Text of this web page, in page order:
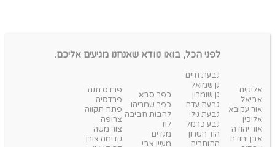
לפני הכל, בואו נוודא שאנחנו מגיעים אליכם.
אליקים
אביאל
אור עקיבא
אליכין
אור יהודה
אבן יהודה
גבעת חיים
גן שמואל
גן שומרון
גבעת עדה
גבעת נילי
גבע כרמל
הוד השרון
החותרים
כפר סבא
כפר שמריהו
להבות חביבה
לוד
מגדים
מעיין צבי
פרדס חנה
פרדסיה
פתח תקווה
צרופה
צור משה
קדימה צורן